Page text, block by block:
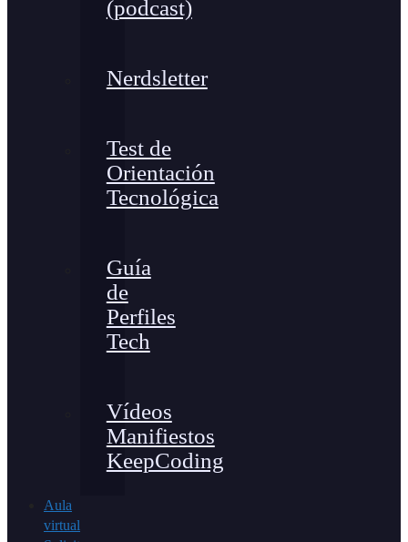
(podcast)
Nerdsletter
Test de
Orientación
Tecnológica
Guía
de
Perfiles
Tech
Vídeos
Manifiestos
KeepCoding
Aula
virtual